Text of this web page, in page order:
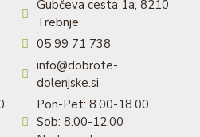
Gubčeva cesta 1a, 8210
Trebnje
05 99 71 738
info@dobrote-
dolenjske.si
Pon-Pet: 8.00-18.00
Sob: 8.00-12.00